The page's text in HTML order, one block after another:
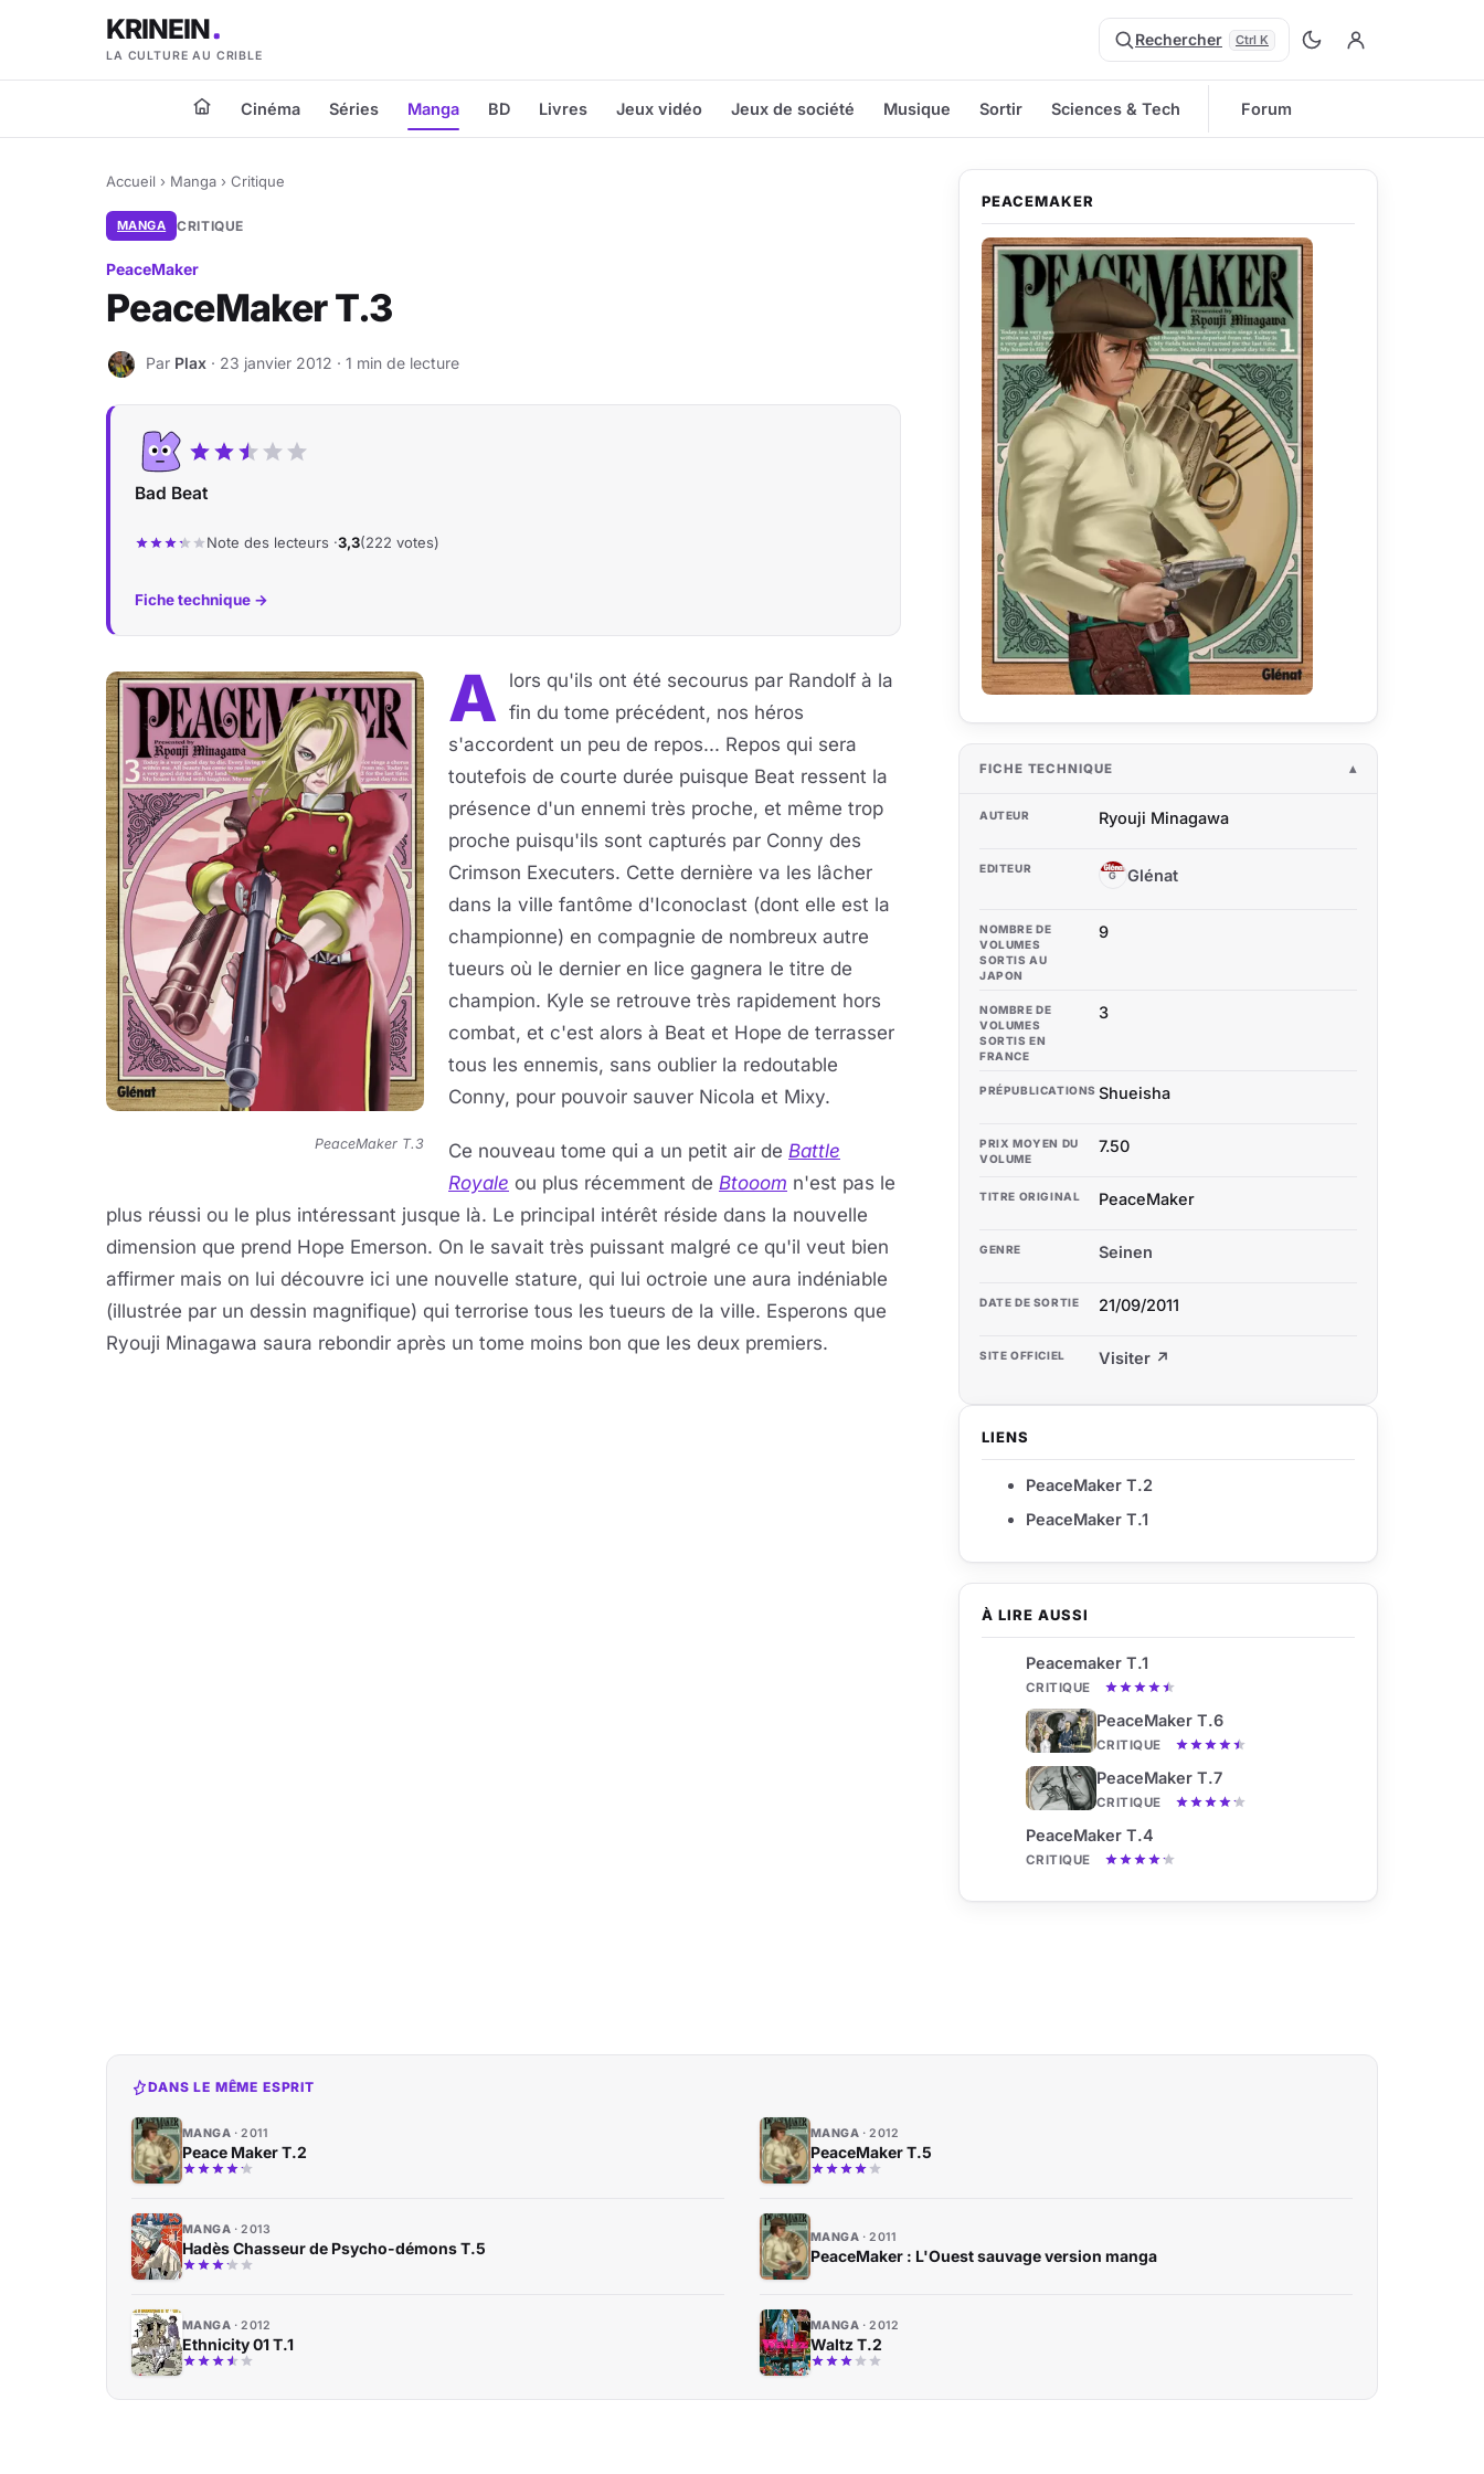
KRINEIN
LA CULTURE AU CRIBLE
Rechercher Ctrl K
Cinéma Séries Manga BD Livres Jeux vidéo Jeux de société Musique Sortir Sciences & Tech Forum
Accueil › Manga › Critique
MANGA CRITIQUE
PeaceMaker
PeaceMaker T.3
P Par Plax · 23 janvier 2012 · 1 min de lecture
Bad Beat
Note des lecteurs ·3,3(222 votes)
Fiche technique →
PeaceMaker T.3
A lors qu'ils ont été secourus par Randolf à la
fin du tome précédent, nos héros
s'accordent un peu de repos... Repos qui sera
toutefois de courte durée puisque Beat ressent la
présence d'un ennemi très proche, et même trop
proche puisqu'ils sont capturés par Conny des
Crimson Executers. Cette dernière va les lâcher
dans la ville fantôme d'Iconoclast (dont elle est la
championne) en compagnie de nombreux autre
tueurs où le dernier en lice gagnera le titre de
champion. Kyle se retrouve très rapidement hors
combat, et c'est alors à Beat et Hope de terrasser
tous les ennemis, sans oublier la redoutable
Conny, pour pouvoir sauver Nicola et Mixy.
Ce nouveau tome qui a un petit air de Battle
Royale ou plus récemment de Btooom n'est pas le
plus réussi ou le plus intéressant jusque là. Le principal intérêt réside dans la nouvelle
dimension que prend Hope Emerson. On le savait très puissant malgré ce qu'il veut bien
affirmer mais on lui découvre ici une nouvelle stature, qui lui octroie une aura indéniable
(illustrée par un dessin magnifique) qui terrorise tous les tueurs de la ville. Esperons que
Ryouji Minagawa saura rebondir après un tome moins bon que les deux premiers.
À LIRE AUSSI
Peacemaker T.1
CRITIQUE
PeaceMaker T.6
CRITIQUE
PeaceMaker T.7
CRITIQUE
PeaceMaker T.4
CRITIQUE
PEACEMAKER
FICHE TECHNIQUE
AUTEUR Ryouji Minagawa
EDITEUR G Glénat
NOMBRE DE
VOLUMES
SORTIS AU
JAPON
9
NOMBRE DE
VOLUMES
SORTIS EN
FRANCE
3
PRÉPUBLICATIONS Shueisha
PRIX MOYEN DU
VOLUME
7.50
TITRE ORIGINAL PeaceMaker
GENRE Seinen
DATE DE SORTIE 21/09/2011
SITE OFFICIEL Visiter ↗
LIENS
PeaceMaker T.2
PeaceMaker T.1
DANS LE MÊME ESPRIT
MANGA 2011
Peace Maker T.2
MANGA 2012
PeaceMaker T.5
MANGA 2013
Hadès Chasseur de Psycho-démons T.5
MANGA 2011
PeaceMaker : L'Ouest sauvage version manga
MANGA 2012
Ethnicity 01 T.1
MANGA 2012
Waltz T.2